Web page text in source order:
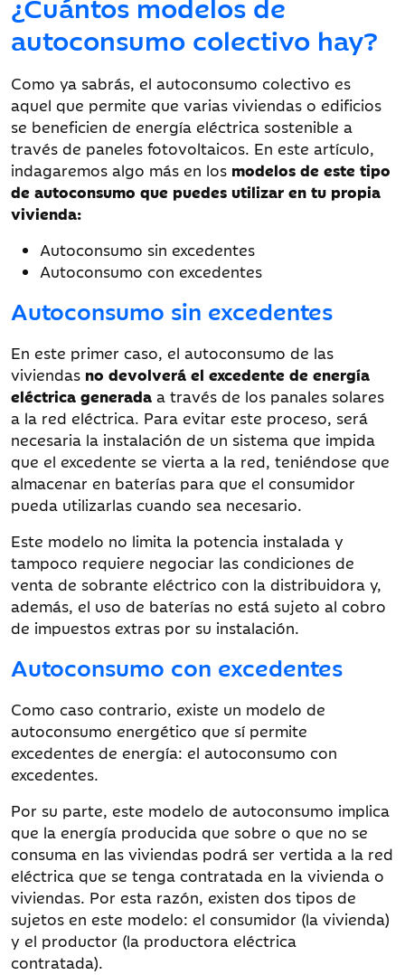
autoconsumo colectivo hay?
Como ya sabrás, el autoconsumo colectivo es
aquel que permite que varias viviendas o edificios
se beneficien de energía eléctrica sostenible a
través de paneles fotovoltaicos. En este artículo,
indagaremos algo más en los modelos de este tipo
de autoconsumo que puedes utilizar en tu propia
vivienda:
Autoconsumo sin excedentes
Autoconsumo con excedentes
Autoconsumo sin excedentes
En este primer caso, el autoconsumo de las
viviendas no devolverá el excedente de energía
eléctrica generada a través de los panales solares
a la red eléctrica. Para evitar este proceso, será
necesaria la instalación de un sistema que impida
que el excedente se vierta a la red, teniéndose que
almacenar en baterías para que el consumidor
pueda utilizarlas cuando sea necesario.
Este modelo no limita la potencia instalada y
tampoco requiere negociar las condiciones de
venta de sobrante eléctrico con la distribuidora y,
además, el uso de baterías no está sujeto al cobro
de impuestos extras por su instalación.
Autoconsumo con excedentes
Como caso contrario, existe un modelo de
autoconsumo energético que sí permite
excedentes de energía: el autoconsumo con
excedentes.
Por su parte, este modelo de autoconsumo implica
que la energía producida que sobre o que no se
consuma en las viviendas podrá ser vertida a la red
eléctrica que se tenga contratada en la vivienda o
viviendas. Por esta razón, existen dos tipos de
sujetos en este modelo: el consumidor (la vivienda)
y el productor (la productora eléctrica
contratada).